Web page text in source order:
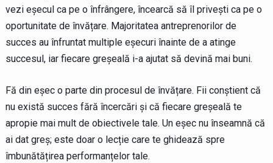
vezi eșecul ca pe o înfrângere, încearcă să îl privești ca pe o
oportunitate de învățare. Majoritatea antreprenorilor de
succes au înfruntat multiple eșecuri înainte de a atinge
succesul, iar fiecare greșeală i-a ajutat să devină mai buni.
Fă din eșec o parte din procesul de învățare. Fii conștient că
nu există succes fără încercări și că fiecare greșeală te
apropie mai mult de obiectivele tale. Un eșec nu înseamnă că
ai dat greș; este doar o lecție care te ghidează spre
îmbunătățirea performanțelor tale.